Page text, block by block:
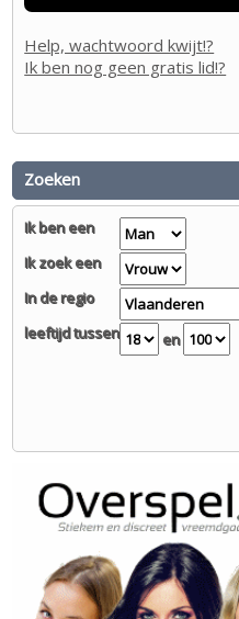
Help, wachtwoord kwijt!?
Ik ben nog geen gratis lid!?
Zoeken
Ik ben een
Ik zoek een
In de regio
leeftijd tussen
en